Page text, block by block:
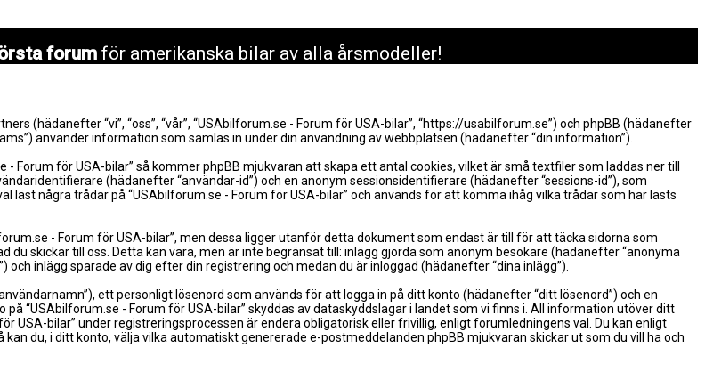
forumför amerikanska bilar av alla årsmodeller!
(hädanefter “vi”, “oss”, “vår”, “USAbilforum.se - Forum för USA-bilar”, “https://usabilforum.se”) och phpBB (hädanefter
använder information som samlas in under din användning av webbplatsen (hädanefter “din information”).
Forum för USA-bilar” så kommer phpBB mjukvaran att skapa ett antal cookies, vilket är små textfiler som laddas ner till
(hädanefter “användar-id”) och en anonym sessionsidentifierare (hädanefter “sessions-id”), som
läst några trådar på “USAbilforum.se - Forum för USA-bilar” och används för att komma ihåg vilka trådar som har lästs
- Forum för USA-bilar”, men dessa ligger utanför detta dokument som endast är till för att täcka sidorna som
skickar till oss. Detta kan vara, men är inte begränsat till: inlägg gjorda som anonym besökare (hädanefter “anonyma
inlägg sparade av dig efter din registrering och medan du är inloggad (hädanefter “dina inlägg”).
ett personligt lösenord som används för att logga in på ditt konto (hädanefter “ditt lösenord”) och en
“USAbilforum.se - Forum för USA-bilar” skyddas av dataskyddslagar i landet som vi finns i. All information utöver ditt
USA-bilar” under registreringsprocessen är endera obligatorisk eller frivillig, enligt forumledningens val. Du kan enligt
du, i ditt konto, välja vilka automatiskt genererade e-postmeddelanden phpBB mjukvaran skickar ut som du vill ha och